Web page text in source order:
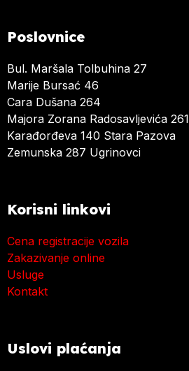
Poslovnice
Bul. Maršala Tolbuhina 27
Marije Bursać 46
Cara Dušana 264
Majora Zorana Radosavljevića 261
Karađorđeva 140 Stara Pazova
Zemunska 287 Ugrinovci
Korisni linkovi
Cena registracije vozila
Zakazivanje online
Usluge
Kontakt
Uslovi plaćanja